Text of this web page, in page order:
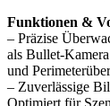
Funktionen &
– Präzise
als Bullet-
und
– Zuverlässige
Optimiert für